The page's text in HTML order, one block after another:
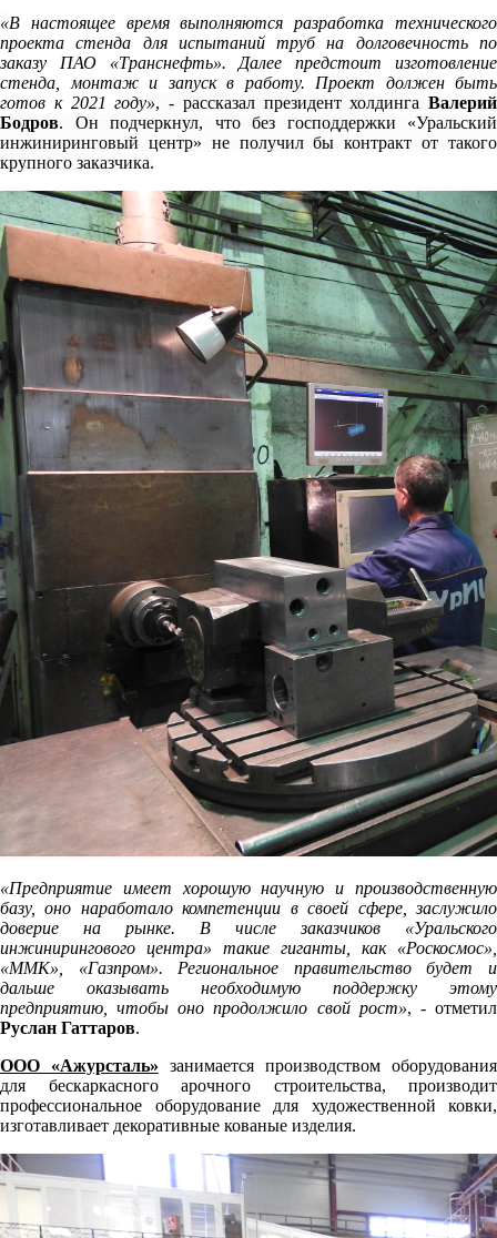
«В настоящее время выполняются разработка технического
проекта стенда для испытаний труб на долговечность по
заказу ПАО «Транснефть». Далее предстоит изготовление
стенда, монтаж и запуск в работу. Проект должен быть
готов к 2021 году», - рассказал президент холдинга Валерий
Бодров. Он подчеркнул, что без господдержки «Уральский
инжиниринговый центр» не получил бы контракт от такого
крупного заказчика.
«Предприятие имеет хорошую научную и производственную
базу, оно наработало компетенции в своей сфере, заслужило
доверие на рынке. В числе заказчиков «Уральского
инжинирингового центра» такие гиганты, как «Роскосмос»,
«ММК», «Газпром». Региональное правительство будет и
дальше оказывать необходимую поддержку этому
предприятию, чтобы оно продолжило свой рост», - отметил
Руслан Гаттаров.
ООО «Ажурсталь» занимается производством оборудования
для бескаркасного арочного строительства, производит
профессиональное оборудование для художественной ковки,
изготавливает декоративные кованые изделия.